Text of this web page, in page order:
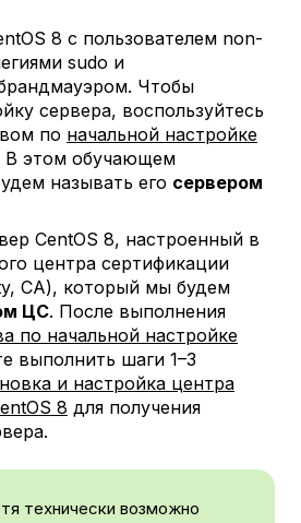
8 с пользователем non-
sudo и
Чтобы
сервера, воспользуйтесь
по начальной настройке
В этом обучающем
называть его сервером
CentOS 8, настроенный в
центра сертификации
CA), который мы будем
ЦС. После выполнения
по начальной настройке
выполнить шаги 1–3
и настройка центра
8 для получения
технически возможно